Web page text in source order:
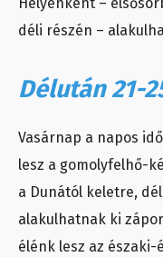
Helyenként –
déli részén –
Délután 21-
Vasárnap a napos
lesz a gomolyfelhő-
a Dunától keletre,
alakulhatnak ki
élénk lesz az északi-